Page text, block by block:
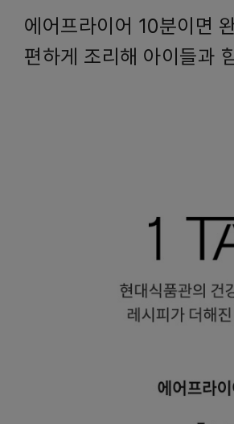
에어프라이어 10분이면
편하게 조리해 아이들과